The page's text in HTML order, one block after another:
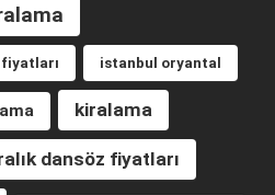
istanbul oryantal
kiralama
dansöz fiyatları